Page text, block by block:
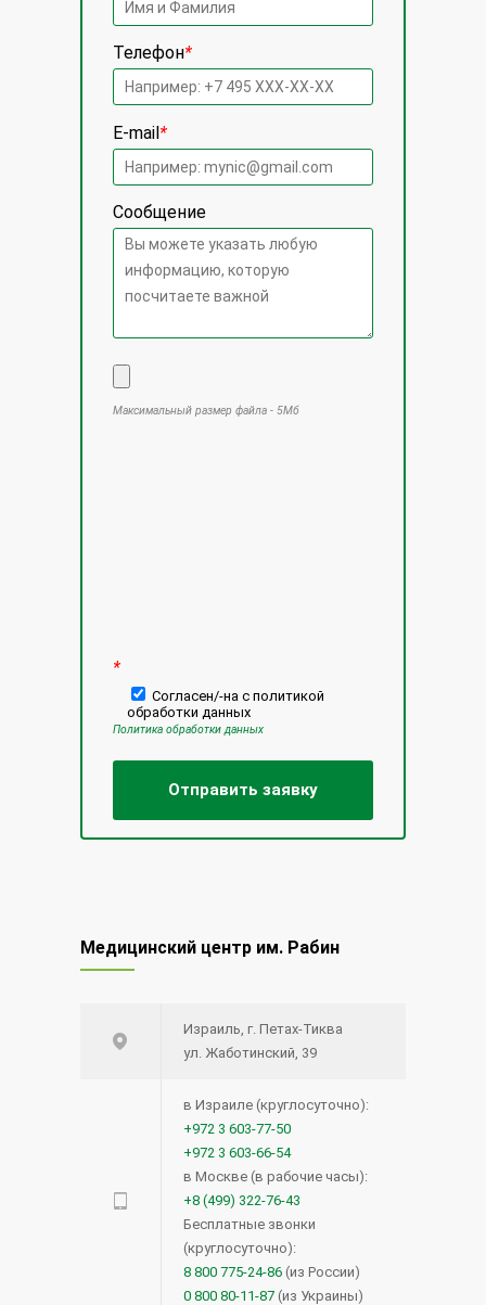
Телефон*
E-mail*
Сообщение
Максимальный размер файла - 5Мб
*
Согласен/-на с политикой
обработки данных
Политика обработки данных
Медицинский центр им. Рабин
Израиль, г. Петах-Тиква
ул. Жаботинский, 39
в Израиле (круглосуточно):
+972 3 603-77-50
+972 3 603-66-54
в Москве (в рабочие часы):
+8 (499) 322-76-43
Бесплатные звонки
(круглосуточно):
8 800 775-24-86 (из России)
0 800 80-11-87 (из Украины)